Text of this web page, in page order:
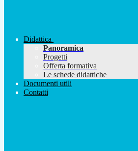
Didattica
Panoramica
Progetti
Offerta formativa
Le schede didattiche
Documenti utili
Contatti